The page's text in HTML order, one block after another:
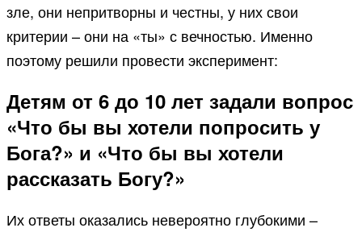
зле, они непритворны и честны, у них свои
критерии – они на «ты» с вечностью. Именно
поэтому решили провести эксперимент:
Детям от 6 до 10 лет задали вопрос
«Что бы вы хотели попросить у
Бога?» и «Что бы вы хотели
рассказать Богу?»
Их ответы оказались невероятно глубокими –